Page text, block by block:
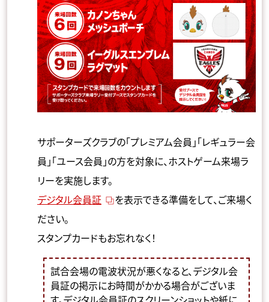
サポーターズクラブの「プレミアム会員」「レギュラー会
員」「ユース会員」の方を対象に、ホストゲーム来場ラ
リーを実施します。
デジタル会員証
を表示できる準備をして、ご来場く
ださい。
スタンプカードもお忘れなく！
試合会場の電波状況が悪くなると、デジタル会
員証の掲示にお時間がかかる場合がございま